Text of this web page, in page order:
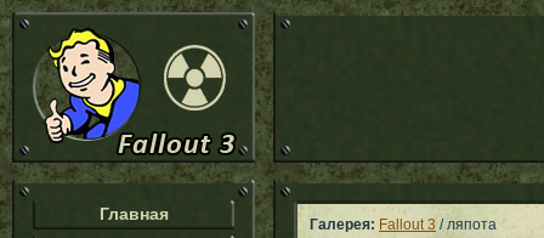
Главная
Галерея: Fallout 3 / ляпота